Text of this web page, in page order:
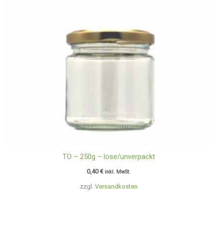
zzgl. Versandkosten
TO – 250g – lose/unverpackt
0,40€ inkl. MwSt.